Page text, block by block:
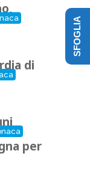
di
per
SFOGLIA